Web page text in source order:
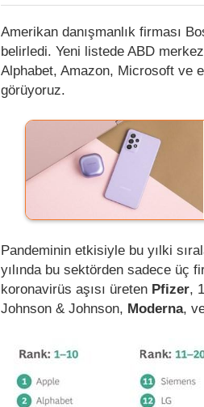
Amerikan danışmanlık firması
belirledi. Yeni listede ABD
Alphabet, Amazon, Microsoft ve
görüyoruz.
Pandeminin etkisiyle bu yılki
yılında bu sektörden sadece üç
koronavirüs aşısı üreten Pfizer,
Johnson & Johnson, Moderna,